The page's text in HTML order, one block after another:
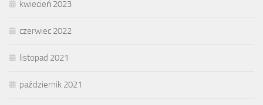
kwiecień 2023
czerwiec 2022
listopad 2021
październik 2021